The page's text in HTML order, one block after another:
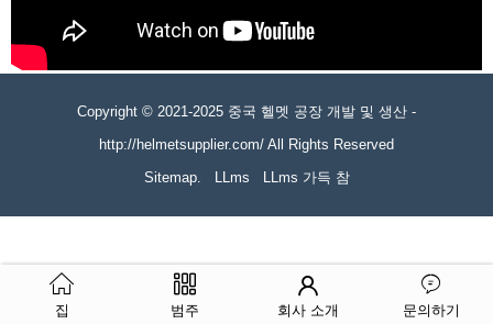
Copyright © 2021-2025 중국 헬멧 공장 개발 및 생산 -
http://helmetsupplier.com/ All Rights Reserved
Sitemap.
LLms LLms 가득 참
집 범주 회사 소개 문의하기